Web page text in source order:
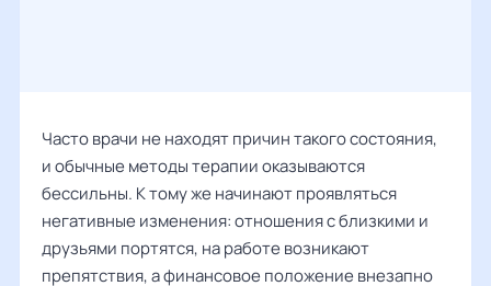
Часто врачи не находят причин такого состояния,
и обычные методы терапии оказываются
бессильны. К тому же начинают проявляться
негативные изменения: отношения с близкими и
друзьями портятся, на работе возникают
препятствия, а финансовое положение внезапно